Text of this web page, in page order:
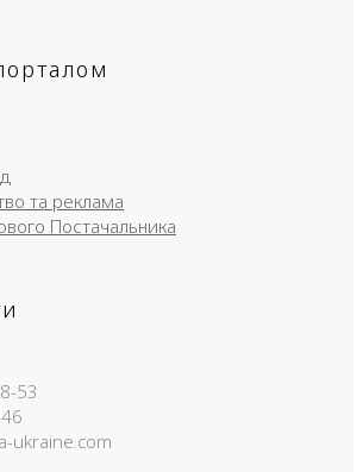
та реклама
Постачальника
53
ukraine.com